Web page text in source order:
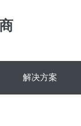
解决方案